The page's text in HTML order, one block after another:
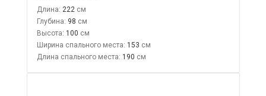
Длина: 222
Глубина: 98
Высота: 100
Ширина спального места: 153
Длина спального места: 190